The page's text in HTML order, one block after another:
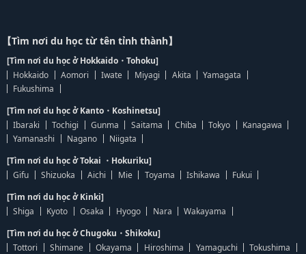
【Tìm nơi du học từ tên tỉnh thành】
[Tìm nơi du học ở Hokkaido・Tohoku]
Hokkaido
Aomori Iwate Miyagi Akita
Yamagata
Fukushima
[Tìm nơi du học ở Kanto・Koshinetsu]
Ibaraki
Tochigi Gunma Saitama Chiba Tokyo
Kanagawa
Yamanashi
Nagano
Niigata
[Tìm nơi du học ở Tokai ・Hokuriku]
Gifu
Shizuoka Aichi Mie Toyama Ishikawa
Fukui
[Tìm nơi du học ở Kinki]
Shiga
Kyoto Osaka Hyogo Nara
Wakayama
[Tìm nơi du học ở Chugoku・Shikoku]
Tottori
Shimane Okayama Hiroshima Yamaguchi
Tokushima